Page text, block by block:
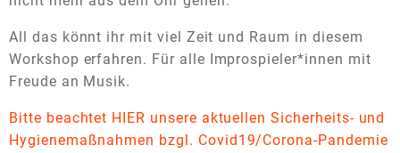
All das könnt ihr mit viel Zeit und Raum in diesem
Workshop erfahren. Für alle Improspieler*innen mit
Freude an Musik.
Bitte beachtet HIER unsere aktuellen Sicherheits- und
Hygienemaßnahmen bzgl. Covid19/Corona-Pandemie